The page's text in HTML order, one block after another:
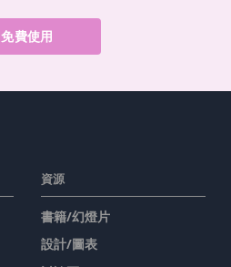
免費使用
資源
書籍/幻燈片
設計/圖表